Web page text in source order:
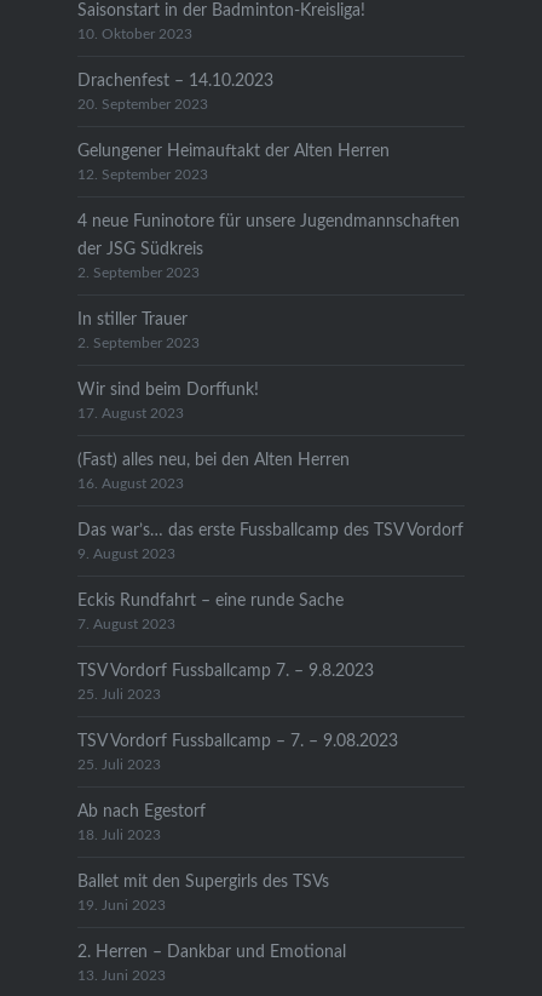
Saisonstart in der Badminton-Kreisliga!
10. Oktober 2023
Drachenfest – 14.10.2023
20. September 2023
Gelungener Heimauftakt der Alten Herren
12. September 2023
4 neue Funinotore für unsere Jugendmannschaften
der JSG Südkreis
2. September 2023
In stiller Trauer
2. September 2023
Wir sind beim Dorffunk!
17. August 2023
(Fast) alles neu, bei den Alten Herren
16. August 2023
Das war’s… das erste Fussballcamp des TSV Vordorf
9. August 2023
Eckis Rundfahrt – eine runde Sache
7. August 2023
TSV Vordorf Fussballcamp 7. – 9.8.2023
25. Juli 2023
TSV Vordorf Fussballcamp – 7. – 9.08.2023
25. Juli 2023
Ab nach Egestorf
18. Juli 2023
Ballet mit den Supergirls des TSVs
19. Juni 2023
2. Herren – Dankbar und Emotional
13. Juni 2023